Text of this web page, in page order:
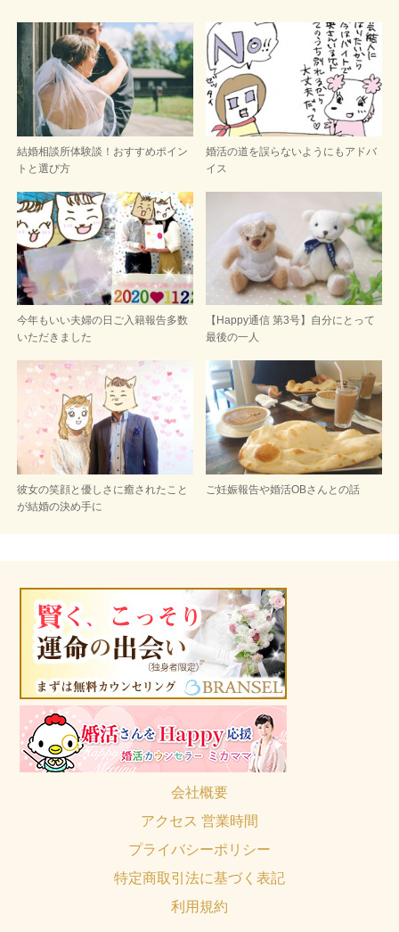
結婚相談所体験談！おすすめポイン
トと選び方
婚活の道を誤らないようにもアドバ
イス
今年もいい夫婦の日ご入籍報告多数
いただきました
【Happy通信 第3号】自分にとって
最後の一人
彼女の笑顔と優しさに癒されたこと
が結婚の決め手に
ご妊娠報告や婚活OBさんとの話
会社概要
アクセス 営業時間
プライバシーポリシー
特定商取引法に基づく表記
利用規約